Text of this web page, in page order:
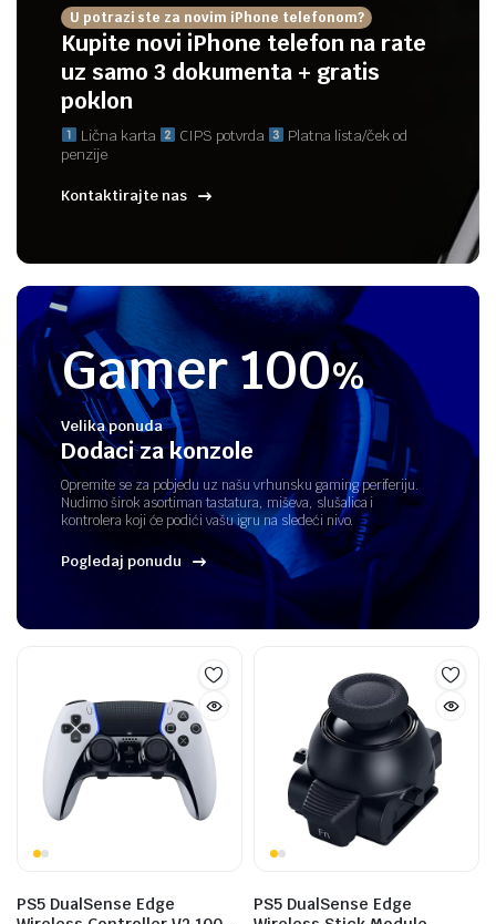
U potrazi ste za novim iPhone telefonom?
Kupite novi iPhone telefon na rate
uz samo 3 dokumenta + gratis
poklon
Lična karta CIPS potvrda
Platna lista/ček od
penzije
Kontaktirajte nas
Gamer 100%
Velika ponuda
Dodaci za konzole
Opremite se za pobjedu uz našu vrhunsku gaming periferiju.
Nudimo širok asortiman tastatura, miševa, slušalica i
kontrolera koji će podići vašu igru na sledeći nivo.
Pogledaj ponudu
PS5 DualSense Edge
PS5 DualSense Edge